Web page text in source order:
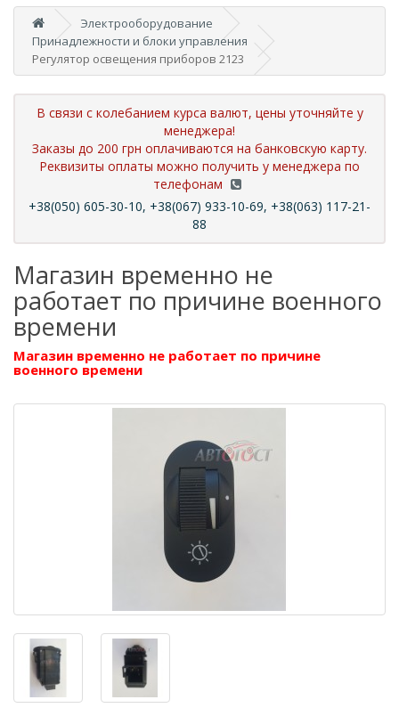
Электрооборудование
Принадлежности и блоки управления
Регулятор освещения приборов 2123
В связи с колебанием курса валют, цены уточняйте у
менеджера!
Заказы до 200 грн оплачиваются на банковскую карту.
Реквизиты оплаты можно получить у менеджера по
телефонам
+38(050) 605-30-10, +38(067) 933-10-69, +38(063) 117-21-
88
Магазин временно не
работает по причине военного
времени
Магазин временно не работает по причине
военного времени